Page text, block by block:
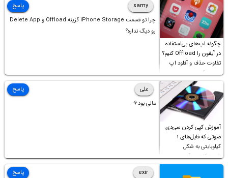
چگونه اپ‌های بی‌استفاده
در آیفون را Offload کنیم؟
تفاوت حذف و آفلود اپ
چیست؟
samy
چرا تو قسمت iPhone Storage گزینه Offload و Delete App
رو دیگ نداره؟
پاسخ
آموزش کپی کردن سی‌دی
صوتی که فایل‌های ۱
کیلوبایتی به شکل
شورت‌کات در آن موجود
است!
علی
عالی بود⚘
پاسخ
exir
پاسخ